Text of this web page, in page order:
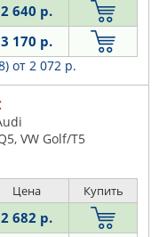
2 640 р.
3 170 р.
от 2 072 р.
VW Golf/T5
Цена Купить
2 682 р.